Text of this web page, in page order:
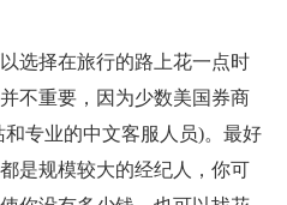
选择在旅行的路上花一点时
不重要，因为少数美国券商
专业的中文客服人员)。最好
是规模较大的经纪人，你可